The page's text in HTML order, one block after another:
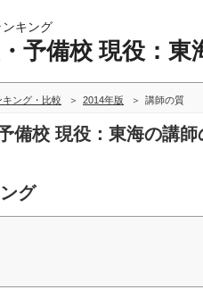
キング
予備校 現役：東
ング・比較 2014年版 講師の質
備校 現役：東海の講
グ